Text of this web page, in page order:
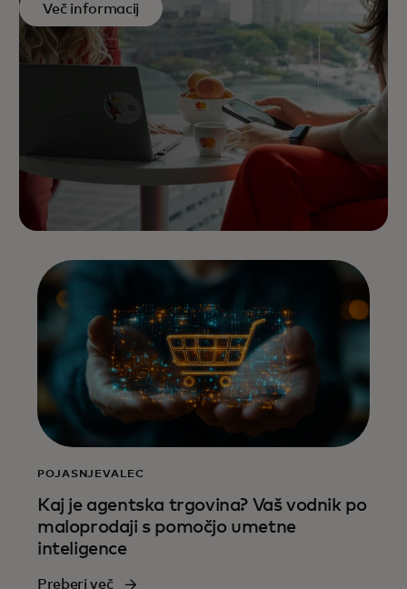
Več informacij
POJASNJEVALEC
Kaj je agentska trgovina? Vaš vodnik po
maloprodaji s pomočjo umetne
inteligence
Preberi več